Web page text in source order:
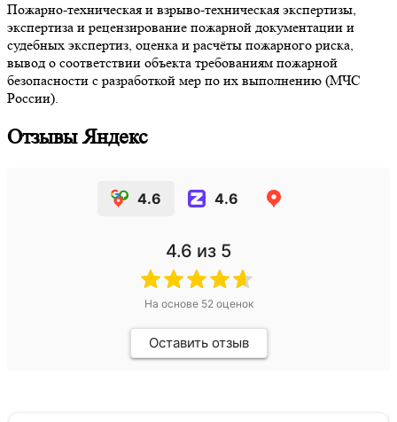
Пожарно-техническая и взрыво-техническая экспертизы,
экспертиза и рецензирование пожарной документации и
судебных экспертиз, оценка и расчёты пожарного риска,
вывод о соответствии объекта требованиям пожарной
безопасности с разработкой мер по их выполнению (МЧС
России).
Отзывы Яндекс
4.6 4.6
4.6 из 5
На основе 52 оценок
Оставить отзыв